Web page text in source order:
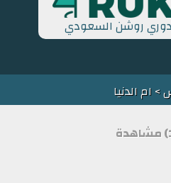
روشن السعودي
> ام الدنيا